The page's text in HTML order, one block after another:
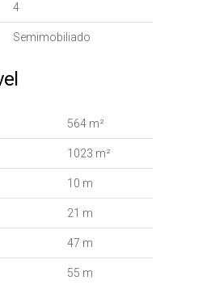
4
Semimobiliado
564 m²
1023 m²
10 m
21 m
47 m
55 m